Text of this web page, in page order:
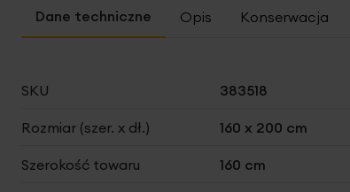
Opis Konserwacja
Więcej
SKU 383518
Rozmiar (szer. x dł.) 160 x 200 cm
Szerokość towaru 160 cm